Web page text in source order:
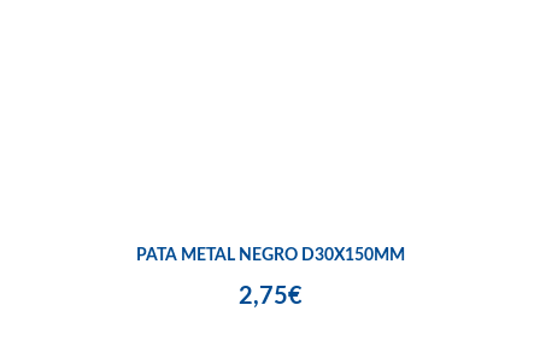
PATA METAL NEGRO D30X150MM
2,75€